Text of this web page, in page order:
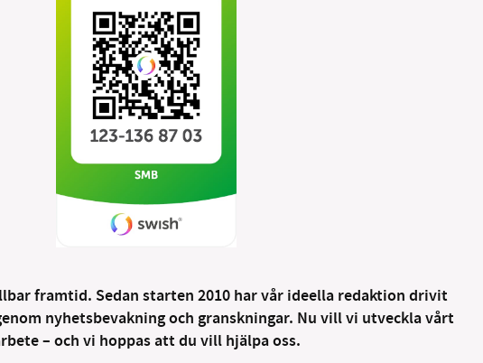
framtid. Sedan starten 2010 har vår ideella redaktion drivit
nyhetsbevakning och granskningar. Nu vill vi utveckla vårt
– och vi hoppas att du vill hjälpa oss.